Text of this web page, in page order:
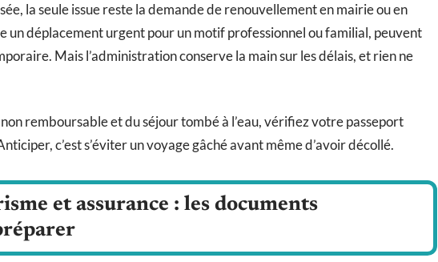
la seule issue reste la demande de renouvellement en mairie ou en
un déplacement urgent pour un motif professionnel ou familial, peuvent
Mais l’administration conserve la main sur les délais, et rien ne
remboursable et du séjour tombé à l’eau, vérifiez votre passeport
c’est s’éviter un voyage gâché avant même d’avoir décollé.
et assurance : les documents